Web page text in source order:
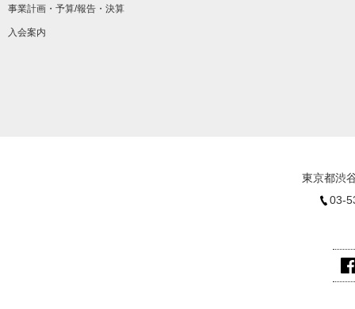
事業計画・予算/報告・決算
入会案内
東京都渋
03-